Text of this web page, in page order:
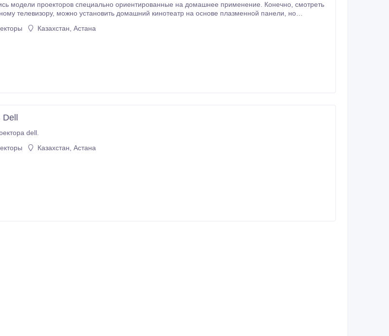
проекторов специально ориентированные на домашнее применение. Конечно, смотреть
на основе плазменной панели, но
Казахстан, Астана
dell.
Казахстан, Астана